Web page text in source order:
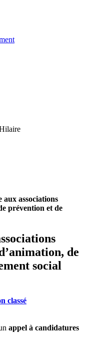
associations
prévention et de
de
social
classé
appel à candidatures